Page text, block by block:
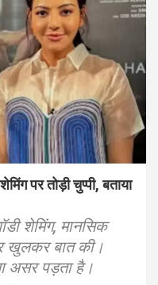
पर तोड़ी चुप्पी, बताया
शेमिंग, मानसिक
खुलकर बात की।
असर पड़ता है।